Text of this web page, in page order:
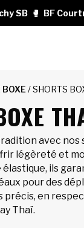
SB 🥊 BF
/ SHORTS
avec nos
légèreté et
élastique, ils
pour des
précis, en
Thaï.